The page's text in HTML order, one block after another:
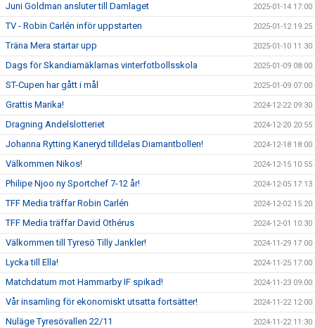
Juni Goldman ansluter till Damlaget 2025-01-14 17:00
TV - Robin Carlén inför uppstarten 2025-01-12 19:25
Träna Mera startar upp 2025-01-10 11:30
Dags för Skandiamäklarnas vinterfotbollsskola 2025-01-09 08:00
ST-Cupen har gått i mål 2025-01-09 07:00
Grattis Marika! 2024-12-22 09:30
Dragning Andelslotteriet 2024-12-20 20:55
Johanna Rytting Kaneryd tilldelas Diamantbollen! 2024-12-18 18:00
Välkommen Nikos! 2024-12-15 10:55
Philipe Njoo ny Sportchef 7-12 år! 2024-12-05 17:13
TFF Media träffar Robin Carlén 2024-12-02 15:20
TFF Media träffar David Othérus 2024-12-01 10:30
Välkommen till Tyresö Tilly Jankler! 2024-11-29 17:00
Lycka till Ella! 2024-11-25 17:00
Matchdatum mot Hammarby IF spikad! 2024-11-23 09:00
Vår insamling för ekonomiskt utsatta fortsätter! 2024-11-22 12:00
Nuläge Tyresövallen 22/11 2024-11-22 11:30